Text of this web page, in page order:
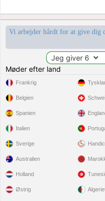
Vi arbejder hårdt for at give dig
Møder efter land
Frankrig
Belgien
Spanien
Italien
Sverige
Australien
Holland
Østrig